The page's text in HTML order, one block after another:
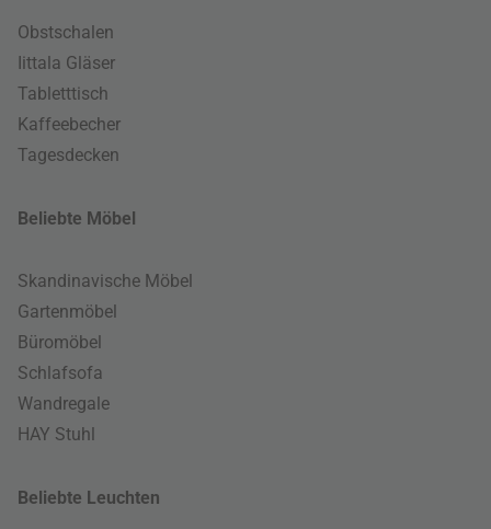
Obstschalen
Iittala Gläser
Tabletttisch
Kaffeebecher
Tagesdecken
Beliebte Möbel
Skandinavische Möbel
Gartenmöbel
Büromöbel
Schlafsofa
Wandregale
HAY Stuhl
Beliebte Leuchten